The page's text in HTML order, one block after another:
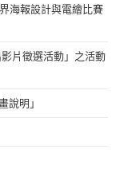
海報設計與電繪比賽
片徵選活動」之活動
說明」